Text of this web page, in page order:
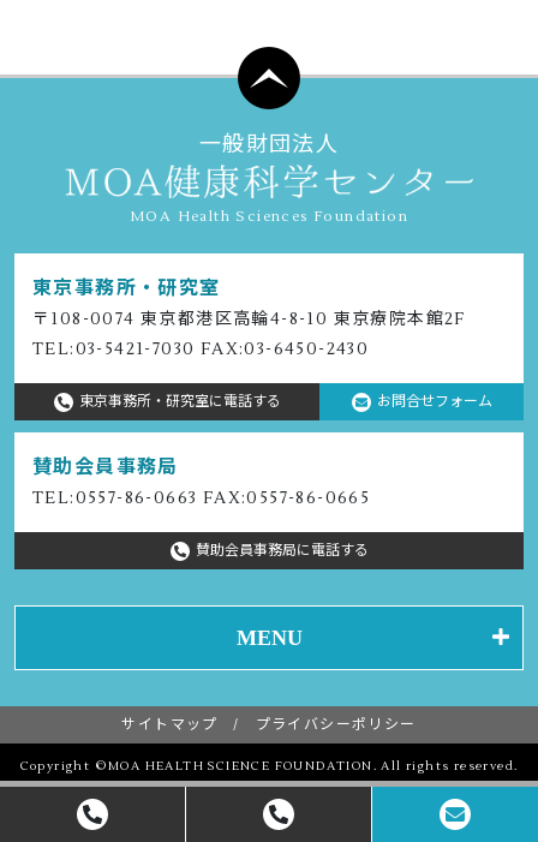
一般財団法人
MOA Health Sciences Foundation
東京事務所・研究室
〒108-0074 東京都港区⾼輪4-8-10 東京療院本館2F
TEL:03-5421-7030 FAX:03-6450-2430
東京事務所・研究室に電話する お問合せフォーム
賛助会員事務局
TEL:0557-86-0663 FAX:0557-86-0665
賛助会員事務局に電話する
MENU
サイトマップ プライバシーポリシー
Copyright ©MOA HEALTH SCIENCE FOUNDATION. All rights reserved.